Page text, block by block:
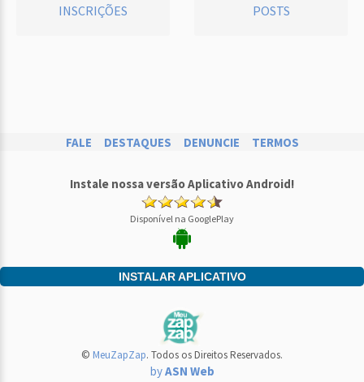
INSCRIÇÕES POSTS
FALE DESTAQUES DENUNCIE TERMOS
Instale nossa versão Aplicativo Android!
Disponível na GooglePlay
INSTALAR APLICATIVO
© MeuZapZap. Todos os Direitos Reservados.
byASN Web